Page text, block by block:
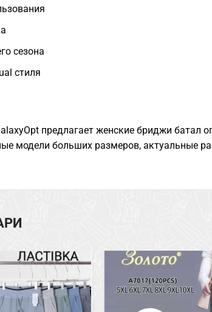
сезона
стиля
предлагает женские бриджи батал
модели больших размеров, актуальные